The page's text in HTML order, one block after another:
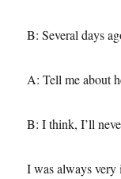
B: Several days
A: Tell me about
B: I think, I’ll
I was always